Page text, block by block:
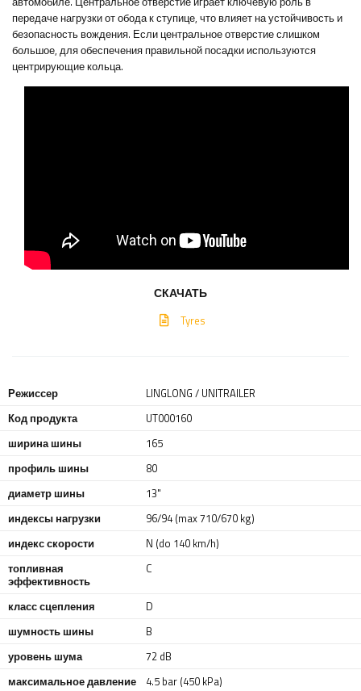
передаче нагрузки от обода к ступице, что влияет на устойчивость и
безопасность вождения. Если центральное отверстие слишком
большое, для обеспечения правильной посадки используются
центрирующие кольца.
СКАЧАТЬ
Tyres
Режиссер
LINGLONG / UNITRAILER
Код продукта
UT000160
ширина шины
165
профиль шины
80
диаметр шины
13"
индексы нагрузки
96/94 (max 710/670 kg)
индекс скорости
N (do 140 km/h)
топливная
эффективность
C
класс сцепления
D
шумность шины
B
уровень шума
72 dB
максимальное давление
4.5 bar (450 kPa)